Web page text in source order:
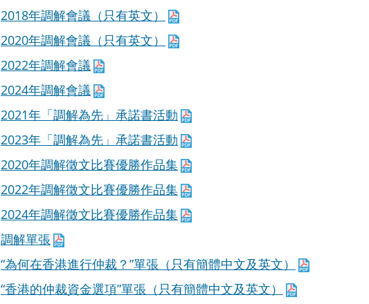
2018年調解會議（只有英文）
2020年調解會議（只有英文）
2022年調解會議
2024年調解會議
2021年「調解為先」承諾書活動
2023年「調解為先」承諾書活動
2020年調解徵文比賽優勝作品集
2022年調解徵文比賽優勝作品集
2024年調解徵文比賽優勝作品集
調解單張
“為何在香港進行仲裁？”單張（只有簡體中文及英文）
“香港的仲裁資金選項”單張（只有簡體中文及英文）